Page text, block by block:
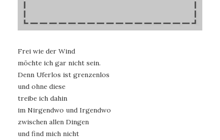
Frei wie der Wind
möchte ich gar nicht sein.
Denn Uferlos ist grenzenlos
und ohne diese
treibe ich dahin
im Nirgendwo und Irgendwo
zwischen allen Dingen
und find mich nicht